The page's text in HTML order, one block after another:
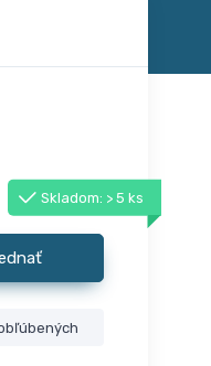
Skladom: > 5 ks